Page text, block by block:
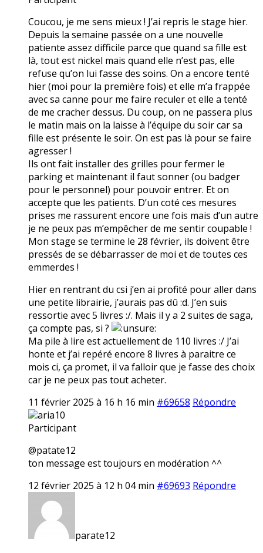
Coucou, je me sens mieux ! J’ai repris le stage hier.
Depuis la semaine passée on a une nouvelle
patiente assez difficile parce que quand sa fille est
là, tout est nickel mais quand elle n’est pas, elle
refuse qu’on lui fasse des soins. On a encore tenté
hier (moi pour la première fois) et elle m’a frappée
avec sa canne pour me faire reculer et elle a tenté
de me cracher dessus. Du coup, on ne passera plus
le matin mais on la laisse à l’équipe du soir car sa
fille est présente le soir. On est pas là pour se faire
agresser !
Ils ont fait installer des grilles pour fermer le
parking et maintenant il faut sonner (ou badger
pour le personnel) pour pouvoir entrer. Et on
accepte que les patients. D’un coté ces mesures
prises me rassurent encore une fois mais d’un autre
je ne peux pas m’empêcher de me sentir coupable !
Mon stage se termine le 28 février, ils doivent être
pressés de se débarrasser de moi et de toutes ces
emmerdes !
Hier en rentrant du csi j’en ai profité pour aller dans
une petite librairie, j’aurais pas dû :d. J’en suis
ressortie avec 5 livres :/. Mais il y a 2 suites de saga,
ça compte pas, si ?
Ma pile à lire est actuellement de 110 livres :/ J’ai
honte et j’ai repéré encore 8 livres à paraitre ce
mois ci, ça promet, il va falloir que je fasse des choix
car je ne peux pas tout acheter.
11 février 2025 à 16 h 16 min #69658 Répondre
aria10
Participant
@patate12
ton message est toujours en modération ^^
12 février 2025 à 12 h 04 min #69693 Répondre
parate12